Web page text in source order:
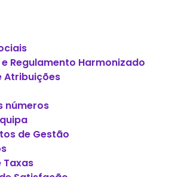
Regulamento Harmonizado
Atribuições
números
de Gestão
Taxas